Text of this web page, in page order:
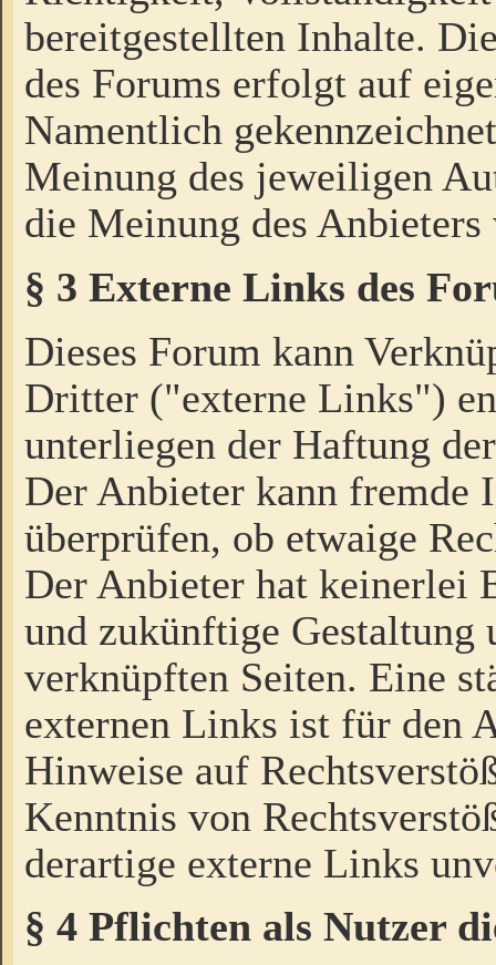
bereitgestellten Inhalte.
des Forums erfolgt auf
Namentlich
Meinung des jeweiligen
die Meinung des Anbieters
§ 3 Externe Links des
Dieses Forum kann
Dritter ("externe Links")
unterliegen der Haftung
Der Anbieter kann fremde
überprüfen, ob etwaige
Der Anbieter hat keinerlei
und zukünftige Gestaltung
verknüpften Seiten. Eine
externen Links ist für den
Hinweise auf
Kenntnis von
derartige externe Links
§ 4 Pflichten als Nutzer